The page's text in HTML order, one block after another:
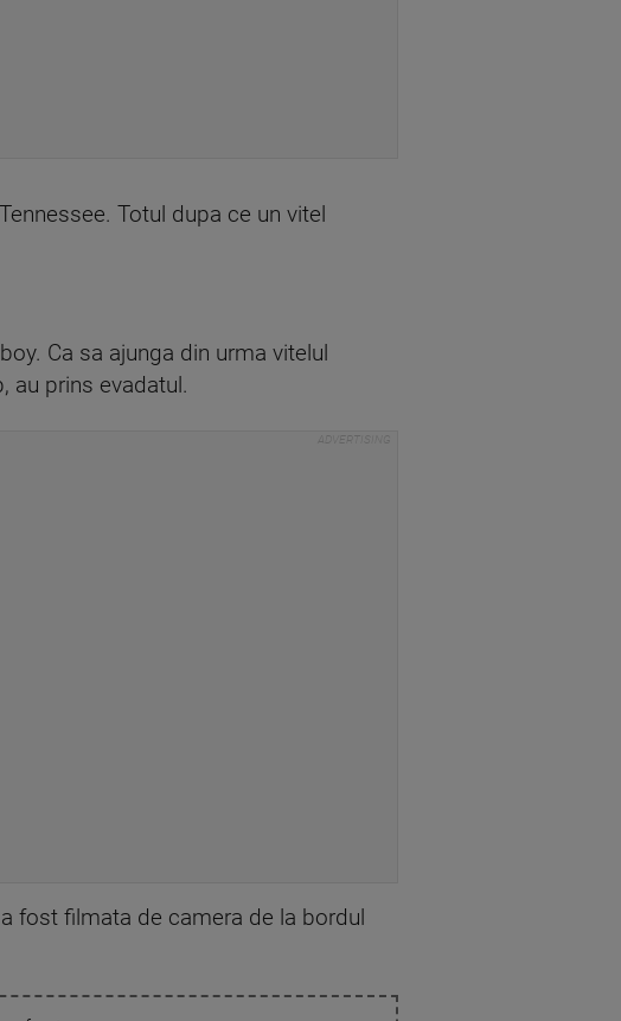
Totul dupa ce un vitel
Ca sa ajunga din urma vitelul
au prins evadatul.
fost filmata de camera de la bordul